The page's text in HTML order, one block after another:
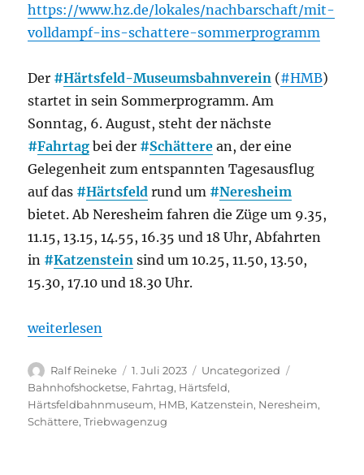
https://www.hz.de/lokales/nachbarschaft/mit-
volldampf-ins-schattere-sommerprogramm
Der #Härtsfeld-Museumsbahnverein (#HMB)
startet in sein Sommerprogramm. Am
Sonntag, 6. August, steht der nächste
#Fahrtag bei der #Schättere an, der eine
Gelegenheit zum entspannten Tagesausflug
auf das #Härtsfeld rund um #Neresheim
bietet. Ab Neresheim fahren die Züge um 9.35,
11.15, 13.15, 14.55, 16.35 und 18 Uhr, Abfahrten
in #Katzenstein sind um 10.25, 11.50, 13.50,
15.30, 17.10 und 18.30 Uhr.
„Härtsfeld-Museumsbahn, Mit Volldampf ins
weiterlesen
Autor
Ralf Reineke
Veröffentlicht
am
1. Juli 2023 Kategorien
Uncategorized
Bahnhofshocketse, Fahrtag, Härtsfeld,
Härtsfeldbahnmuseum, HMB, Katzenstein, Neresheim,
Schättere,Triebwagenzug